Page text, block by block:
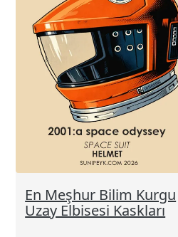
En Meşhur Bilim Kurgu
Uzay Elbisesi Kaskları